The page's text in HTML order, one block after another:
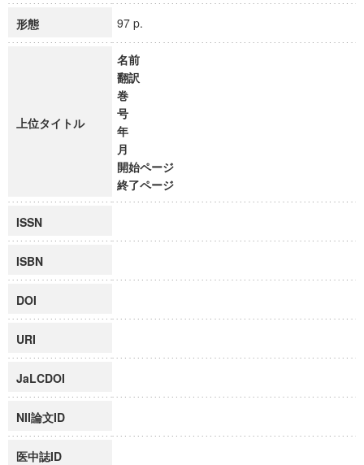
形態 97 p.
上位タイトル
名前
翻訳
巻
号
年
月
開始ページ
終了ページ
ISSN
ISBN
DOI
URI
JaLCDOI
NII論文ID
医中誌ID